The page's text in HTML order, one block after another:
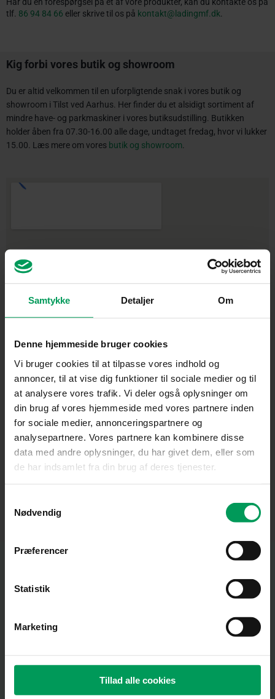
Samtykke Detaljer Om
Denne hjemmeside bruger cookies
Vi bruger cookies til at tilpasse vores indhold og
annoncer, til at vise dig funktioner til sociale medier og til
at analysere vores trafik. Vi deler også oplysninger om
din brug af vores hjemmeside med vores partnere inden
for sociale medier, annonceringspartnere og
analysepartnere. Vores partnere kan kombinere disse
data med andre oplysninger, du har givet dem, eller som
de har indsamlet fra din brug af deres tjenester.
Nødvendig
Præferencer
Statistik
Marketing
Tillad alle cookies
Har du en forespørgsel på et af vore produkter, kan du kontakte os på
tlf. 86 94 84 66 eller skrive til os på kontakt@ladingmf.dk.
Kig forbi vores butik og showroom
Du er altid velkommen til en uforpligtende snak i vores butik og
showroom i Tilst ved Aarhus. Her finder du et alsidigt sortiment af
mindre have- og parkmaskiner i vores butiksudstilling. Butikken
holder åben fra 07.30-16.00 alle dage, undtaget fredag, hvor vi lukker
15.00. Læs mere om vores butik og showroom
Officiel forhandler af branchens stærkeste
brands